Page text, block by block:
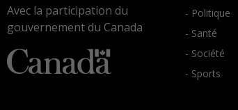
Avec la participation du
gouvernement du Canada
- Politique
- Santé
- Société
- Sports